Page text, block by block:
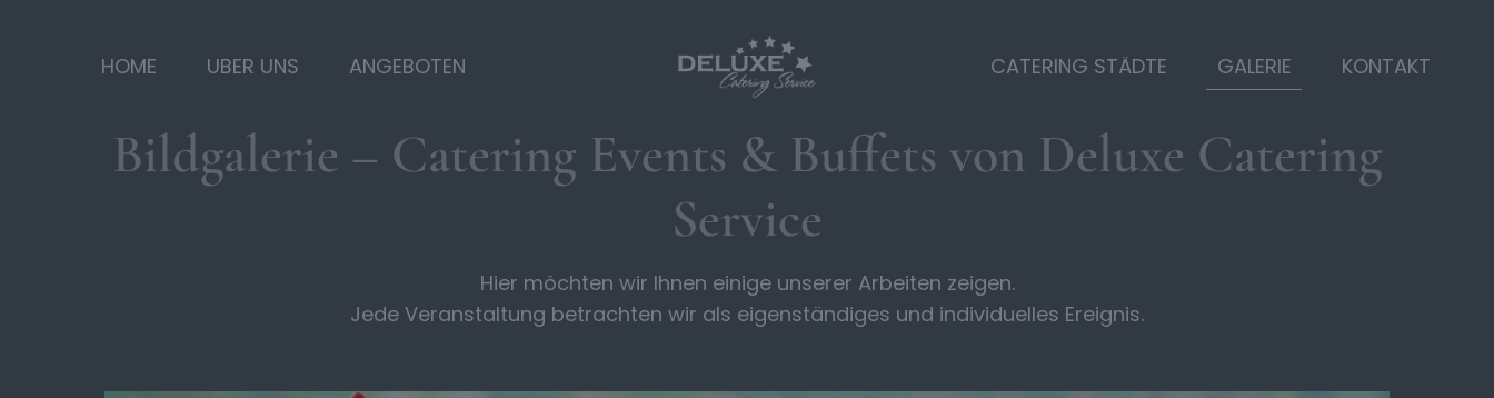
HOME UBER UNS ANGEBOTEN CATERING STÄDTE GALERIE KONTAKT
Bildgalerie – Catering Events & Buffets von Deluxe Catering
Service
Hier möchten wir Ihnen einige unserer Arbeiten zeigen.
Jede Veranstaltung betrachten wir als eigenständiges und individuelles Ereignis.